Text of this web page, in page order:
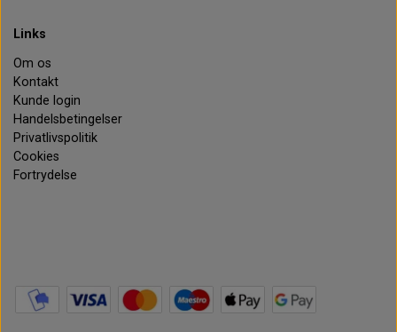
Links
Om os
Kontakt
Kunde login
Handelsbetingelser
Privatlivspolitik
Cookies
Fortrydelse